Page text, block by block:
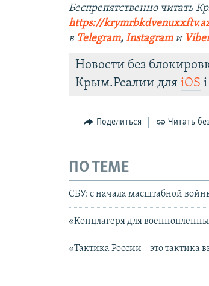
Беспрепятственно читать
https://
в Telegram, Instagram и
Новости без
Крым.Реалии дляiOS
Поделиться Читать
ПО ТЕМЕ
СБУ: с начала масштабной
«Концлагеря для
«Тактика России – это